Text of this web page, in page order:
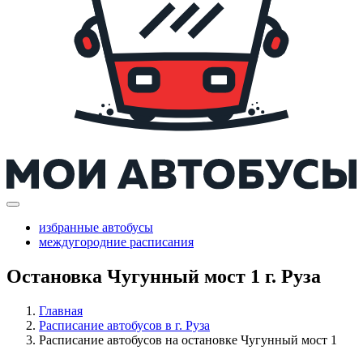
избранные автобусы
междугородние расписания
Остановка Чугунный мост 1 г. Руза
Главная
Расписание автобусов в г. Руза
Расписание автобусов на остановке Чугунный мост 1